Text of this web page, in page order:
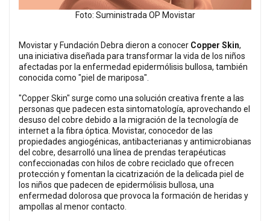
Foto: Suministrada OP Movistar
Movistar y Fundación Debra dieron a conocer Copper Skin,
una iniciativa diseñada para transformar la vida de los niños
afectadas por la enfermedad epidermólisis bullosa, también
conocida como "piel de mariposa".
"Copper Skin" surge como una solución creativa frente a las
personas que padecen esta sintomatología, aprovechando el
desuso del cobre debido a la migración de la tecnología de
internet a la fibra óptica. Movistar, conocedor de las
propiedades angiogénicas, antibacterianas y antimicrobianas
del cobre, desarrolló una línea de prendas terapéuticas
confeccionadas con hilos de cobre reciclado que ofrecen
protección y fomentan la cicatrización de la delicada piel de
los niños que padecen de epidermólisis bullosa, una
enfermedad dolorosa que provoca la formación de heridas y
ampollas al menor contacto.